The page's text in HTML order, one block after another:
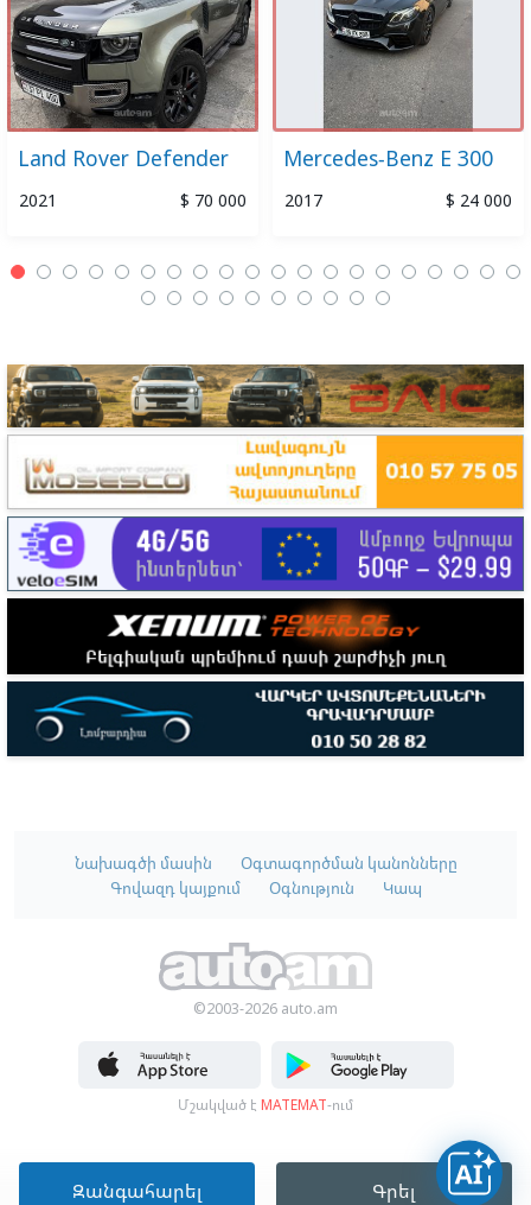
Զանգահարել Գրել
Land Rover Defender
2021 $ 70 000
Mercedes-Benz E 300
2017 $ 24 000
Նախագծի մասին
Օգտագործման կանոնները
Գովազդ կայքում
Օգնություն Կապ
©2003-2026 auto.am
Մշակված է MATEMAT-ում